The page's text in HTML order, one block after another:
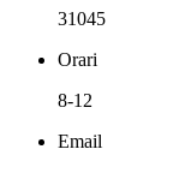
31045
Orari
8-12
Email